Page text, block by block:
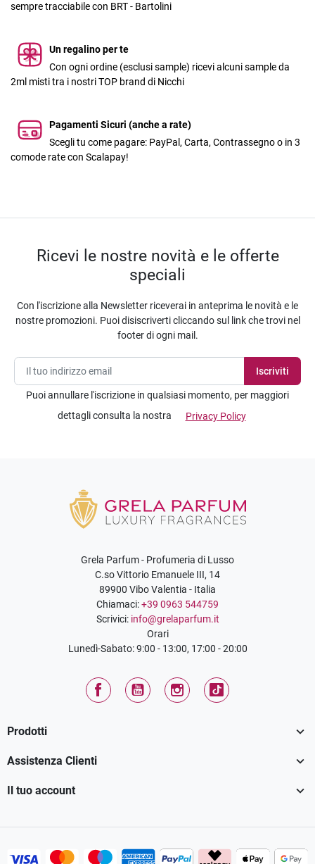
sempre tracciabile con BRT - Bartolini
Un regalino per te
Con ogni ordine (esclusi sample) ricevi alcuni sample da
2ml misti tra i nostri TOP brand di Nicchi
Pagamenti Sicuri (anche a rate)
Scegli tu come pagare: PayPal, Carta, Contrassegno o in 3
comode rate con Scalapay!
Ricevi le nostre novità e le offerte
speciali
Con l'iscrizione alla Newsletter riceverai in anteprima le novità e le
nostre promozioni. Puoi disiscriverti cliccando sul link che trovi nel
footer di ogni mail.
Puoi annullare l'iscrizione in qualsiasi momento, per maggiori
dettagli consulta la nostra
Privacy Policy
Grela Parfum - Profumeria di Lusso
C.so Vittorio Emanuele III, 14
89900 Vibo Valentia - Italia
Chiamaci:+39 0963 544759
Scrivici: info@grelaparfum.it
Orari
Lunedì-Sabato: 9:00 - 13:00, 17:00 - 20:00
FacebookYouTube InstagramTikTok
Prodotti 
Assistenza Clienti 
Il tuo account 